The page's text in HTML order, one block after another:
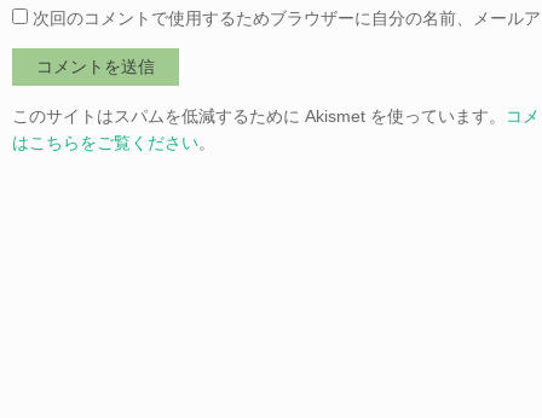
次回のコメントで使用するためブラウザーに自分の名前、メール
このサイトはスパムを低減するために Akismet を使っています。
コ
はこちらをご覧ください。